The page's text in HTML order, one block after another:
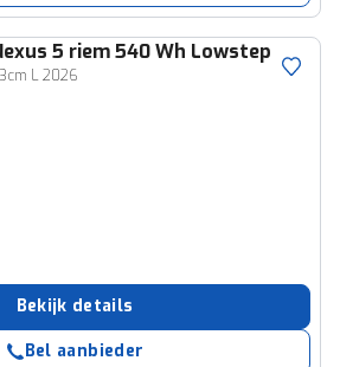
5 riem 540 Wh Lowstep
L 2026
Bekijk details
Bel aanbieder